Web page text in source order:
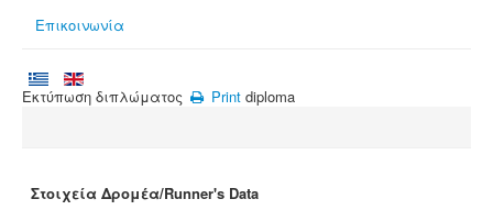
Επικοινωνία
Εκτύπωση διπλώματος Print diploma
Στοιχεία Δρομέα/Runner's Data